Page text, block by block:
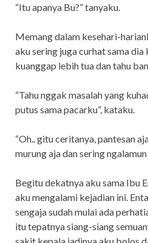
“Itu apanya Bu?” tanyaku.
Memang dalam kesehari-
aku sering juga curhat sama dia
kuanggap lebih tua dan tahu
“Tahu nggak masalah yang
putus sama pacarku”, kataku.
“Oh.. gitu ceritanya, pantesan
murung aja dan sering
Begitu dekatnya aku sama Ibu
aku mengalami kejadian ini.
sengaja sudah mulai ada
itu tepatnya siang-siang
sakit kepala jadinya aku bolos